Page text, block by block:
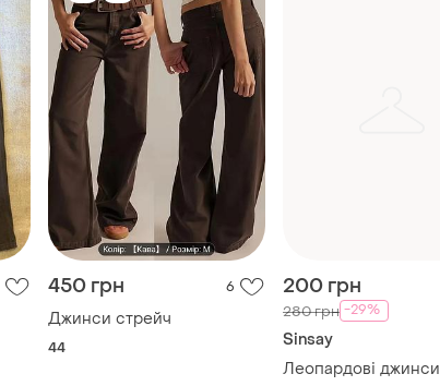
450 грн 6
Джинси стрейч
44
200 грн
280 грн -29%
Sinsay
Леопардові джинси